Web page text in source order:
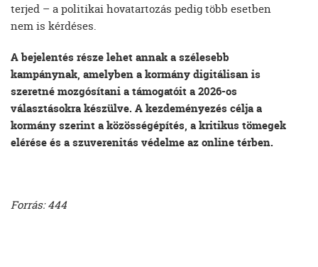
terjed – a politikai hovatartozás pedig több esetben
nem is kérdéses.
A bejelentés része lehet annak a szélesebb
kampánynak, amelyben a kormány digitálisan is
szeretné mozgósítani a támogatóit a 2026-os
választásokra készülve. A kezdeményezés célja a
kormány szerint a közösségépítés, a kritikus tömegek
elérése és a szuverenitás védelme az online térben.
Forrás: 444